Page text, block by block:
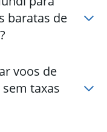
baratas de
voos de
taxas